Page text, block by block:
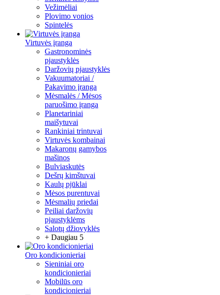
Vežimėliai
Plovimo vonios
Spintelės
Virtuvės įranga
Gastronominės
pjaustyklės
Daržovių pjaustyklės
Vakuumatoriai /
Pakavimo įranga
Mėsmalės / Mėsos
paruošimo įranga
Planetariniai
maišytuvai
Rankiniai trintuvai
Virtuvės kombainai
Makaronų gamybos
mašinos
Bulviaskutės
Dešrų kimštuvai
Kaulų pjūklai
Mėsos purentuvai
Mėsmalių priedai
Peiliai daržovių
pjaustyklėms
Salotų džiovyklės
+ Daugiau 5
Oro kondicionieriai
Sieniniai oro
kondicionieriai
Mobilūs oro
kondicionieriai